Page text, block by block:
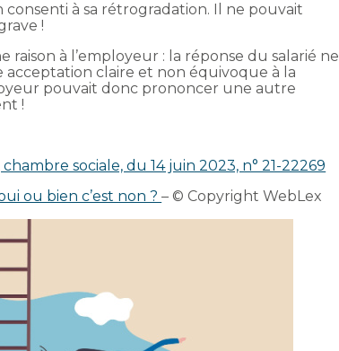
consenti à sa rétrogradation. Il ne pouvait
!
raison à l’employeur : la réponse du salarié ne
claire et non équivoque à la
pouvait donc prononcer une autre
!
sociale, du 14 juin 2023, n° 21-22269
ou bien c’est non ?– © Copyright WebLex